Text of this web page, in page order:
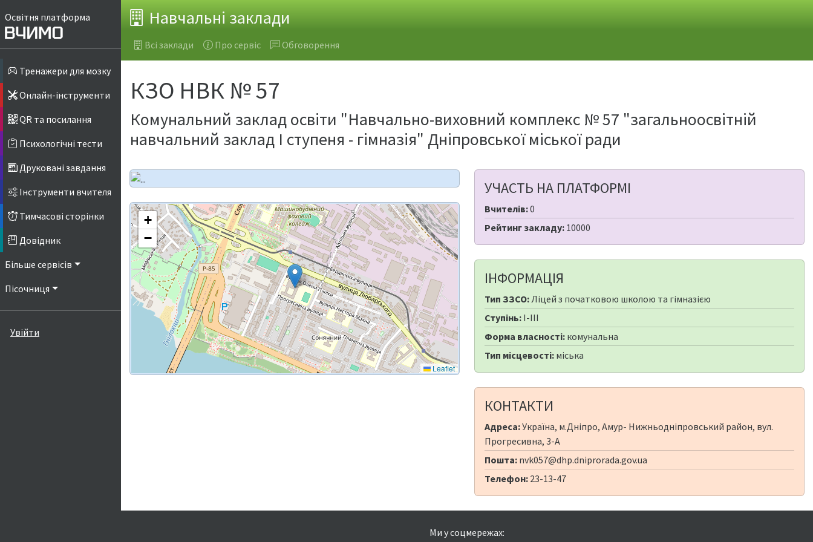
Освітня платформа
Тренажери для мозку
Онлайн-інструменти
QR та посилання
Психологічні тести
Друковані завдання
Інструменти вчителя
Тимчасові сторінки
Довідник
Більше сервісів
Пісочниця
Увійти
Навчальні заклади
Всі заклади Про сервіс Обговорення
КЗО НВК № 57
Комунальний заклад освіти "Навчально-виховний комплекс № 57 "загальноосвітній
навчальний заклад І ступеня - гімназія" Дніпровської міської ради
+
−
Leaflet
УЧАСТЬ НА ПЛАТФОРМІ
Вчителів:0
Рейтинг закладу: 10000
ІНФОРМАЦІЯ
Тип ЗЗСО:Ліцей з початковою школою та гімназією
Ступінь: I-III
Форма власності: комунальна
Тип місцевості: міська
КОНТАКТИ
Адреса:Україна, м.Дніпро, Амур- Нижньодніпровський район, вул.
Прогресивна, 3-А
Пошта: nvk057@dhp.dniprorada.gov.ua
Телефон: 23-13-47
Ми у соцмережах: